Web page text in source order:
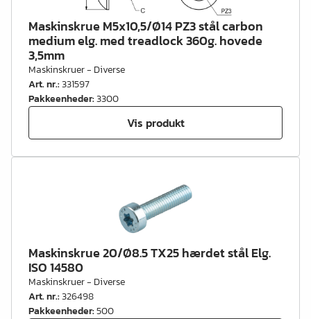
Maskinskrue M5x10,5/Ø14 PZ3 stål carbon
medium elg. med treadlock 360g. hovede
3,5mm
Maskinskruer - Diverse
Art. nr.:331597
Pakkeenheder:3300
Vis produkt
Maskinskrue 20/Ø8.5 TX25 hærdet stål Elg.
ISO 14580
Maskinskruer - Diverse
Art. nr.:326498
Pakkeenheder:500